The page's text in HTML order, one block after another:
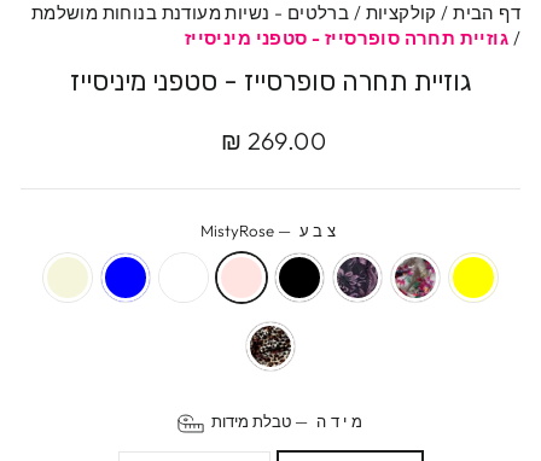
דף הבית / קולקציות / ברלטים - נשיות מעודנת בנוחות מושלמת
/ גוזיית תחרה סופרסייז - סטפני מיניסייז
גוזיית תחרה סופרסייז - סטפני מיניסייז
מחיר
מחיר
269.00 ₪
צבע—
MistyRose
מידה—טבלת מידות